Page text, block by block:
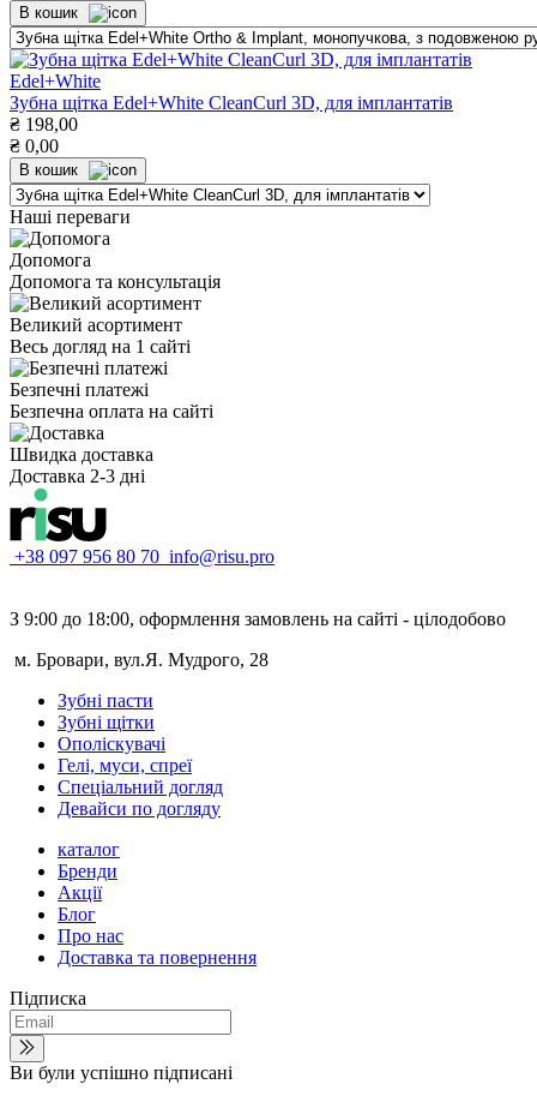
В кошик
Edel+White
Зубна щітка Edel+White CleanCurl 3D, для імплантатів
₴ 198,00
₴ 0,00
В кошик
Наші переваги
Допомога
Допомога та консультація
Великий асортимент
Весь догляд на 1 сайті
Безпечні платежі
Безпечна оплата на сайті
Швидка доставка
Доставка 2-3 дні
+38 097 956 80 70 info@risu.pro
З 9:00 до 18:00, оформлення замовлень на сайті - цілодобово
м. Бровари, вул.Я. Мудрого, 28
Зубні пасти
Зубні щітки
Ополіскувачі
Гелі, муси, спреї
Спеціальний догляд
Девайси по догляду
каталог
Бренди
Акції
Блог
Про нас
Доставка та повернення
Підписка
Ви були успішно підписані